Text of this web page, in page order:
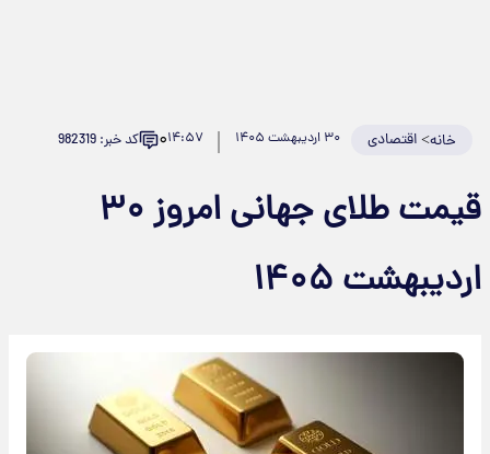
خانه>اقتصادی ۳۰ اردیبهشت ۱۴۰۵ ۱۴:۵۷۰ کد خبر: 982319
قیمت طلای جهانی امروز ۳۰
اردیبهشت ۱۴۰۵